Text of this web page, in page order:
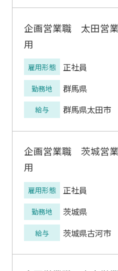
企画営業職 太田営業
用
雇用形態 正社員
勤務地 群馬県
給与 群馬県太田市
企画営業職 茨城営業
用
雇用形態 正社員
勤務地 茨城県
給与 茨城県古河市